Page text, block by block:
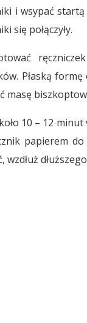
i wsypać
się połączyły.
Płaską
masę
10 – 12
papierem
wzdłuż